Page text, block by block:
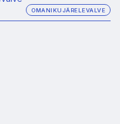
OMANIKUJÄRELEVALVE